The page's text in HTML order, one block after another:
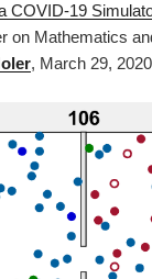
COVID-19
on Mathematics
, March 29, 2020